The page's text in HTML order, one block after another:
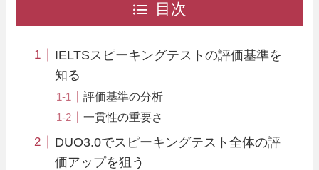
目次
IELTSスピーキングテストの評価基準を
知る
評価基準の分析
一貫性の重要さ
DUO3.0でスピーキングテスト全体の評
価アップを狙う